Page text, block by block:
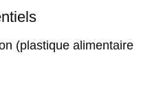
(plastique alimentaire